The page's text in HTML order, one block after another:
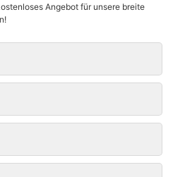
Angebot für unsere breite